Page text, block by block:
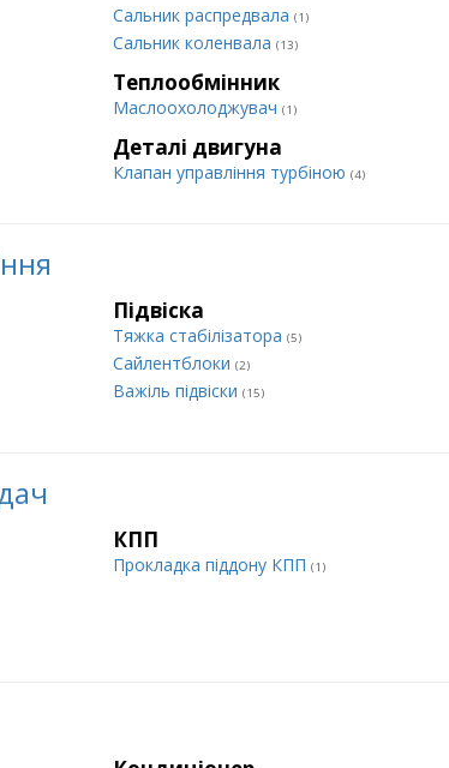
Сальник распредвала (1)
Сальник коленвала (13)
Теплообмінник
Маслоохолоджувач (1)
Деталі двигуна
Клапан управління турбіною (4)
Підвіска
Тяжка стабілізатора (5)
Сайлентблоки (2)
Важіль підвіски (15)
КПП
Прокладка піддону КПП (1)